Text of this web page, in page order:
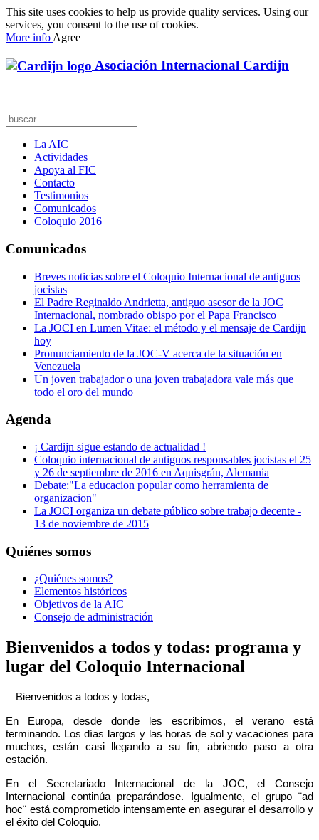
This site uses cookies to help us provide quality services. Using our
services, you consent to the use of cookies.
More info Agree
Asociación Internacional Cardijn
La AIC
Actividades
Apoya al FIC
Contacto
Testimonios
Comunicados
Coloquio 2016
Comunicados
Breves noticias sobre el Coloquio Internacional de antiguos
jocistas
El Padre Reginaldo Andrietta, antiguo asesor de la JOC
Internacional, nombrado obispo por el Papa Francisco
La JOCI en Lumen Vitae: el método y el mensaje de Cardijn
hoy
Pronunciamiento de la JOC-V acerca de la situación en
Venezuela
Un joven trabajador o una joven trabajadora vale más que
todo el oro del mundo
Agenda
¡ Cardijn sigue estando de actualidad !
Coloquio internacional de antiguos responsables jocistas el 25
y 26 de septiembre de 2016 en Aquisgrán, Alemania
Debate:"La educacion popular como herramienta de
organizacion"
La JOCI organiza un debate público sobre trabajo decente -
13 de noviembre de 2015
Quiénes somos
¿Quiénes somos?
Elementos históricos
Objetivos de la AIC
Consejo de administración
Bienvenidos a todos y todas: programa y
lugar del Coloquio Internacional
Bienvenidos a todos y todas,
En Europa, desde donde les escribimos, el verano está
terminando. Los días largos y las horas de sol y vacaciones para
muchos, están casi llegando a su fin, abriendo paso a otra
estación.
En el Secretariado Internacional de la JOC, el Consejo
Internacional continúa preparándose. Igualmente, el grupo ¨ad
hoc¨ está comprometido intensamente en asegurar el desarrollo y
el éxito del Coloquio.